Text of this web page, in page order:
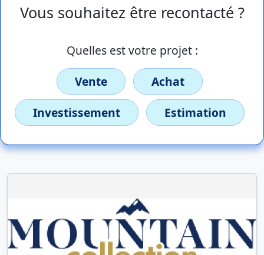
Vous souhaitez être recontacté ?
Quelles est votre projet :
Vente
Achat
Investissement
Estimation